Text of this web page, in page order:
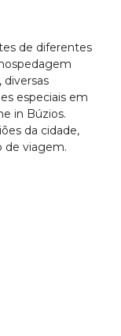
de diferentes
especiais em
in Búzios.
da cidade,
de viagem.